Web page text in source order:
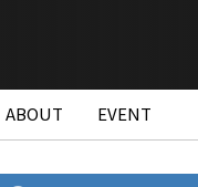
ABOUT EVENT